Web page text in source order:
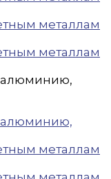
металлам
металлам
алюминию,
алюминию,
металлам